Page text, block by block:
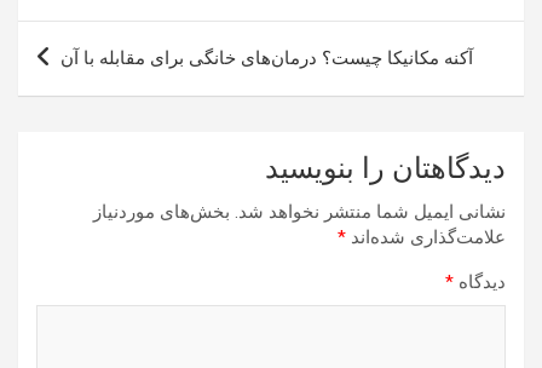
آکنه مکانیکا چیست؟ درمان‌های خانگی برای مقابله با آن
دیدگاهتان را بنویسید
نشانی ایمیل شما منتشر نخواهد شد. بخش‌های موردنیاز
علامت‌گذاری شده‌اند *
دیدگاه *